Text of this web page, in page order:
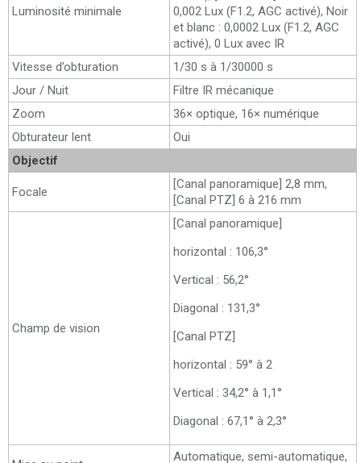
Luminosité minimale
0,002 Lux (F1.2, AGC activé), Noir
et blanc : 0,0002 Lux (F1.2, AGC
activé), 0 Lux avec IR
Vitesse d’obturation
1/30 s à 1/30000 s
Jour / Nuit
Filtre IR mécanique
Zoom
36× optique, 16× numérique
Obturateur lent
Oui
Objectif
Focale
[Canal panoramique] 2,8 mm,
[Canal PTZ] 6 à 216 mm
Champ de vision
[Canal panoramique]
horizontal : 106,3°
Vertical : 56,2°
Diagonal : 131,3°
[Canal PTZ]
horizontal : 59° à 2
Vertical : 34,2° à 1,1°
Diagonal : 67,1° à 2,3°
Automatique, semi-automatique,